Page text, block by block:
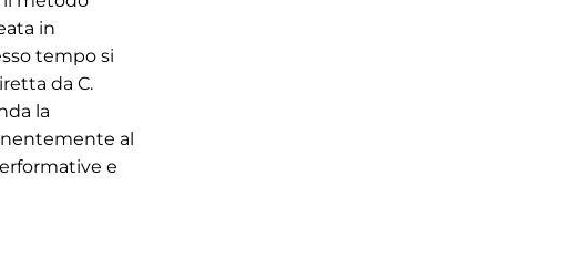
in
tempo si
da C.
la
al
e